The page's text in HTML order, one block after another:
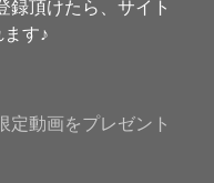
録頂けたら、サイト
す♪
定動画をプレゼント